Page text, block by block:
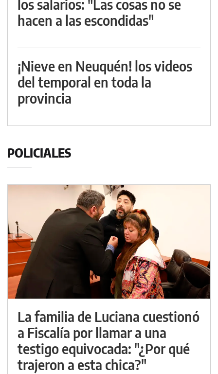
los salarios: "Las cosas no se
hacen a las escondidas"
¡Nieve en Neuquén! los videos
del temporal en toda la
provincia
POLICIALES
La familia de Luciana cuestionó
a Fiscalía por llamar a una
testigo equivocada: "¿Por qué
trajeron a esta chica?"